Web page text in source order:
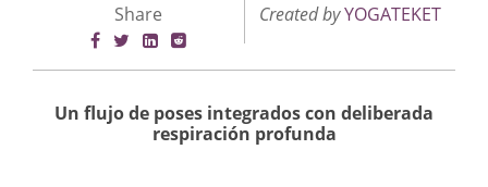
Share Created byYOGATEKET
Un flujo de poses integrados con deliberada
respiración profunda